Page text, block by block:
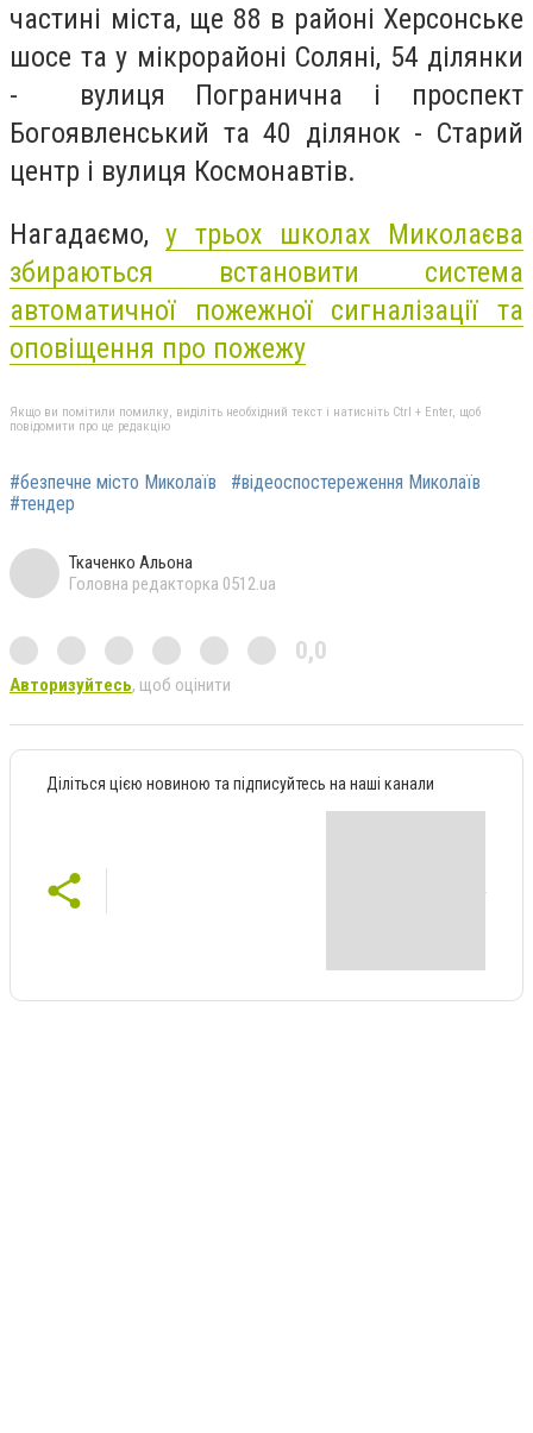
частині міста, ще 88 в районі Херсонське
шосе та у мікрорайоні Соляні, 54 ділянки
- вулиця Погранична і проспект
Богоявленський та40 ділянок - Старий
центр і вулиця Космонавтів.
Нагадаємо,у трьох школах Миколаєва
збираються встановити система
автоматичної пожежної сигналізації та
оповіщення про пожежу
Якщо ви помітили помилку, виділіть необхідний текст і натисніть Ctrl + Enter, щоб
повідомити про це редакцію
#безпечне місто Миколаїв
#відеоспостереження Миколаїв
#тендер
Ткаченко Альона
Головна редакторка 0512.ua
0,0
Авторизуйтесь, щоб оцінити
Діліться цією новиною та підписуйтесь на наші канали